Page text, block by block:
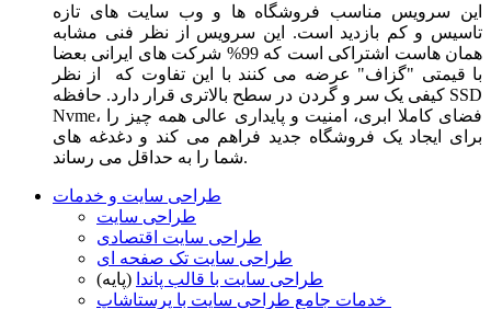
این سرویس مناسب فروشگاه ها و وب سایت های تازه
تاسیس و کم بازدید است. این سرویس از نظر فنی مشابه
همان هاست اشتراکی است که 99% شرکت های ایرانی بعضا
با قیمتی "گزاف" عرضه می کنند با این تفاوت که از نظر
کیفی یک سر و گردن در سطح بالاتری قرار دارد. حافظه SSD
Nvme، فضای کاملا ابری، امنیت و پایداری عالی همه چیز را
برای ایجاد یک فروشگاه جدید فراهم می کند و دغدغه های
شما را به حداقل می رساند.
طراحی سایت و خدمات
طراحی سایت
طراحی سایت اقتصادی
طراحی سایت تک صفحه ای
طراحی سایت با قالب پاندا (پایه)